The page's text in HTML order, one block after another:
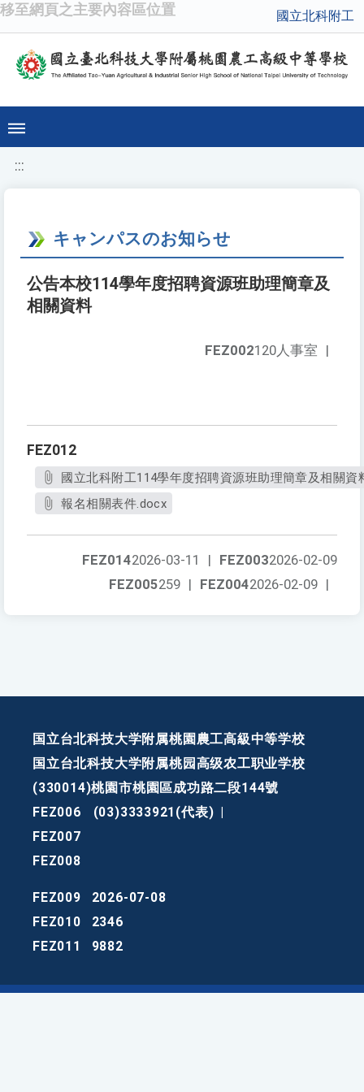
移至網頁之主要內容區位置 國立北科附工
:::
キャンパスのお知らせ
公告本校114學年度招聘資源班助理簡章及
相關資料
FEZ002120人事室 |
FEZ012
國立北科附工114學年度招聘資源班助理簡章及相關資
報名相關表件.docx
FEZ0032026-02-09
FEZ0142026-03-11
|
FEZ0042026-02-09 |
FEZ005259 |
国立台北科技大学附属桃園農工高級中等学校
国立台北科技大学附属桃园高级农工职业学校
(330014)桃園市桃園區成功路二段144號
FEZ006
(03)3333921(代表)
FEZ007
FEZ008
FEZ009
2026-07-08
FEZ010
2346
FEZ011
9882